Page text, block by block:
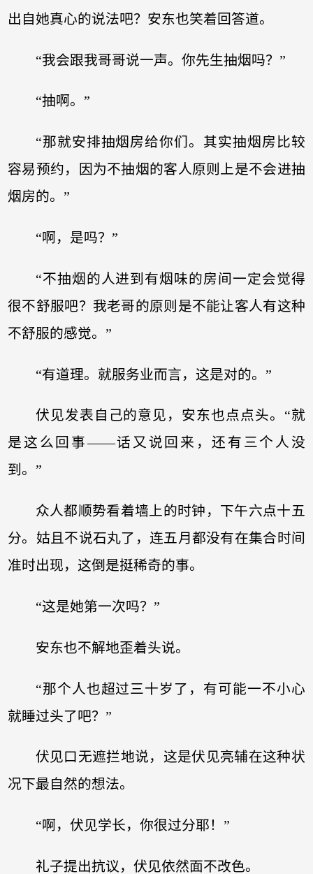
出自她真心的说法吧？安东也笑着回答道。
“我会跟我哥哥说一声。你先生抽烟吗？”
“抽啊。”
“那就安排抽烟房给你们。其实抽烟房比较
容易预约，因为不抽烟的客人原则上是不会进抽
烟房的。”
“啊，是吗？”
“不抽烟的人进到有烟味的房间一定会觉得
很不舒服吧？我老哥的原则是不能让客人有这种
不舒服的感觉。”
“有道理。就服务业而言，这是对的。”
伏见发表自己的意见，安东也点点头。“就
是这么回事——话又说回来，还有三个人没
到。”
众人都顺势看着墙上的时钟，下午六点十五
分。姑且不说石丸了，连五月都没有在集合时间
准时出现，这倒是挺稀奇的事。
“这是她第一次吗？”
安东也不解地歪着头说。
“那个人也超过三十岁了，有可能一不小心
就睡过头了吧？”
伏见口无遮拦地说，这是伏见亮辅在这种状
况下最自然的想法。
“啊，伏见学长，你很过分耶！”
礼子提出抗议，伏见依然面不改色。